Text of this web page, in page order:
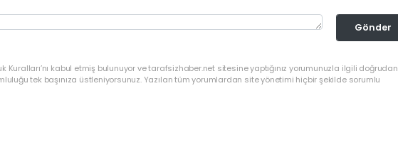
Gönder
Kuralları’nı kabul etmiş bulunuyor ve tarafsizhaber.net sitesine yaptığınız yorumunuzla ilgili doğrudan
tek başınıza üstleniyorsunuz. Yazılan tüm yorumlardan site yönetimi hiçbir şekilde sorumlu